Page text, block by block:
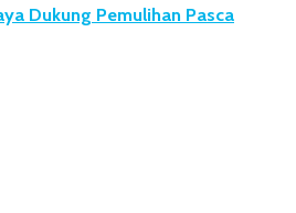
Dukung Pemulihan Pasca